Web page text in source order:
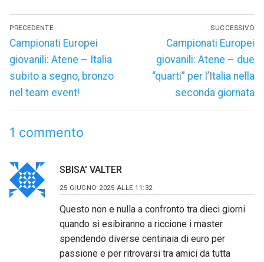
Navigazione
articoli
PRECEDENTE
Articolo
precedente:
Campionati Europei
giovanili: Atene – Italia
subito a segno, bronzo
nel team event!
SUCCESSIVO
Articolo
successivo:
Campionati Europei
giovanili: Atene – due
“quarti” per l’Italia nella
seconda giornata
1 commento
SBISA' VALTER
25 GIUGNO 2025 ALLE 11:32
Questo non e nulla a confronto tra dieci giorni
quando si esibiranno a riccione i master
spendendo diverse centinaia di euro per
passione e per ritrovarsi tra amici da tutta